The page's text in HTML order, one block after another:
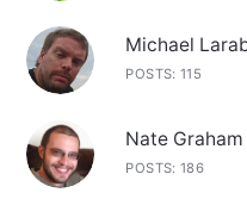
Michael
POSTS: 115
Nate
POSTS: 186